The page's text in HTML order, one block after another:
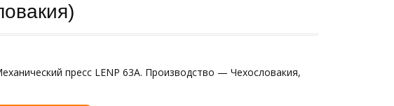
пресс LENP 63A. Производство — Чехословакия,